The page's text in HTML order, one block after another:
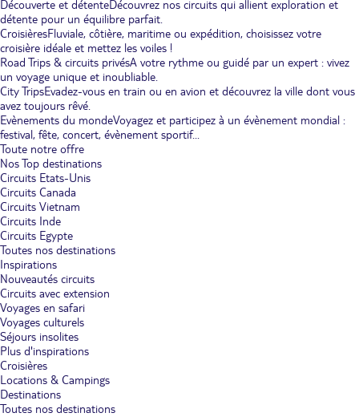
Découverte et détenteDécouvrez nos circuits qui allient exploration et
détente pour un équilibre parfait.
CroisièresFluviale, côtière, maritime ou expédition, choisissez votre
croisière idéale et mettez les voiles !
Road Trips & circuits privésA votre rythme ou guidé par un expert : vivez
un voyage unique et inoubliable.
City TripsEvadez-vous en train ou en avion et découvrez la ville dont vous
avez toujours rêvé.
Evènements du mondeVoyagez et participez à un évènement mondial :
festival, fête, concert, évènement sportif...
Toute notre offre
Nos Top destinations
Circuits Etats-Unis
Circuits Canada
Circuits Vietnam
Circuits Inde
Circuits Egypte
Toutes nos destinations
Inspirations
Nouveautés circuits
Circuits avec extension
Voyages en safari
Voyages culturels
Séjours insolites
Plus d'inspirations
Croisières
Locations & Campings
Destinations
Toutes nos destinations